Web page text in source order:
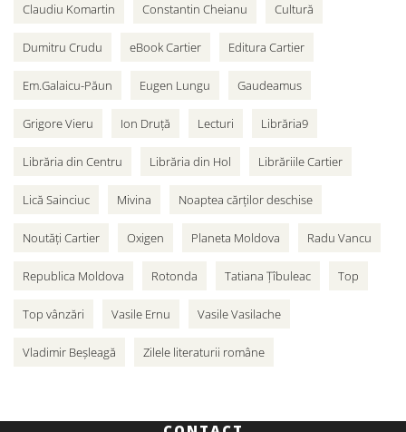
Claudiu Komartin Constantin Cheianu Cultură
Dumitru Crudu eBook Cartier Editura Cartier
Em.Galaicu-Păun Eugen Lungu Gaudeamus
Grigore Vieru Ion Druță Lecturi Librăria9
Librăria din Centru Librăria din Hol Librăriile Cartier
Lică Sainciuc Mivina Noaptea cărților deschise
Noutăți Cartier Oxigen Planeta Moldova Radu Vancu
Republica Moldova Rotonda Tatiana Țîbuleac Top
Top vânzări Vasile Ernu Vasile Vasilache
Vladimir Beșleagă Zilele literaturii române